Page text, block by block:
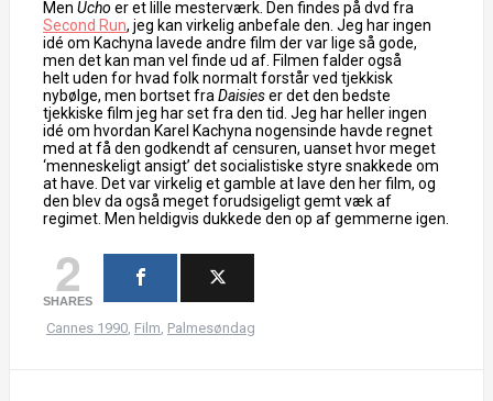
Men Ucho er et lille mesterværk. Den findes på dvd fra
Second Run, jeg kan virkelig anbefale den. Jeg har ingen
idé om Kachyna lavede andre film der var lige så gode,
men det kan man vel finde ud af. Filmen falder også
helt uden for hvad folk normalt forstår ved tjekkisk
nybølge, men bortset fra Daisieser det den bedste
tjekkiske film jeg har set fra den tid. Jeg har heller ingen
idé om hvordan Karel Kachyna nogensinde havde regnet
med at få den godkendt af censuren, uanset hvor meget
‘menneskeligt ansigt’ det socialistiske styre snakkede om
at have. Det var virkelig et gamble at lave den her film, og
den blev da også meget forudsigeligt gemt væk af
regimet. Men heldigvis dukkede den op af gemmerne igen.
2
SHARES
Cannes 1990, Film, Palmesøndag